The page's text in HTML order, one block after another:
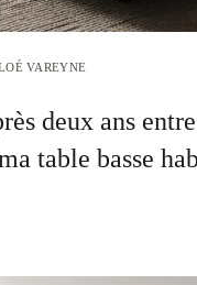
VAREYNE
deux ans
table basse